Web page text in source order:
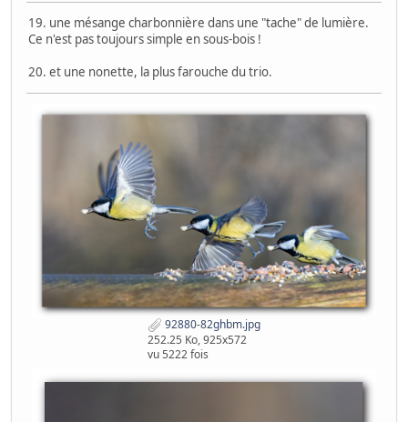
19. une mésange charbonnière dans une "tache" de lumière.
Ce n'est pas toujours simple en sous-bois !
20. et une nonette, la plus farouche du trio.
92880-82ghbm.jpg
252.25 Ko, 925x572
vu 5222 fois